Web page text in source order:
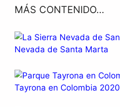
MÁS CONTENIDO…
Nevada de Santa Marta
Tayrona en Colombia 2020